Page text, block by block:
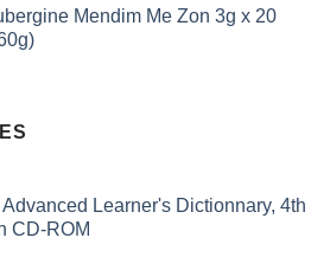
:
actuel
est :
Mendim Me Zon 3g x 20
Learner's Dictionnary, 4th
CD-ROM